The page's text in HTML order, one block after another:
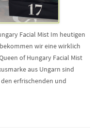
Facial Mist Im heutigen
wir eine wirklich
of Hungary Facial Mist
aus Ungarn sind
erfrischenden und